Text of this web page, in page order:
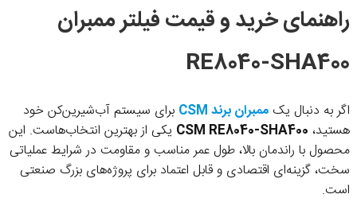
راهنمای خرید و قیمت فیلتر ممبران
RE8040-SHA400
اگر به دنبال یک ممبران برند CSM
برای سیستم آب‌شیرین‌کن خود
هستید، CSM RE8040-SHA400 یکی از بهترین انتخاب‌هاست. این
محصول با راندمان بالا، طول عمر مناسب و مقاومت در شرایط عملیاتی
سخت، گزینه‌ای اقتصادی و قابل اعتماد برای پروژه‌های بزرگ صنعتی
است.